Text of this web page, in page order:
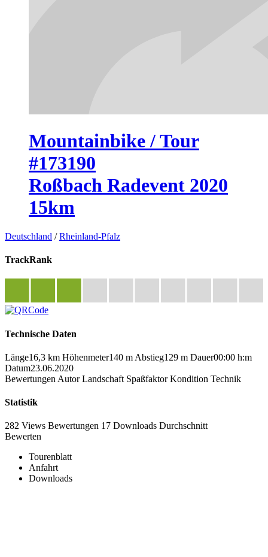
Mountainbike / Tour
#173190
Roßbach Radevent 2020
15km
Deutschland /Rheinland-Pfalz
TrackRank
Technische Daten
Länge16,3 km Höhenmeter140 m Abstieg129 m Dauer00:00 h:m
Datum23.06.2020
Bewertungen Autor Landschaft Spaßfaktor Kondition Technik
Statistik
282 Views Bewertungen 17 Downloads Durchschnitt
Bewerten
Tourenblatt
Anfahrt
Downloads